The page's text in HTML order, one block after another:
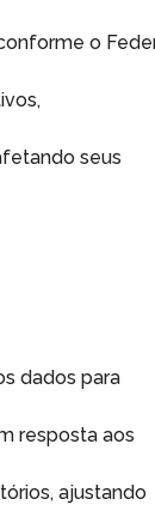
o
seus
dados para
resposta aos
ajustando